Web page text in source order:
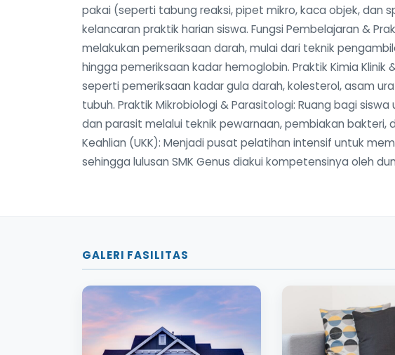
pakai (seperti tabung reaksi, pipet mikro, kaca objek, dan
kelancaran praktik harian siswa. Fungsi Pembelajaran &
melakukan pemeriksaan darah, mulai dari teknik
hingga pemeriksaan kadar hemoglobin. Praktik Kimia Klinik
seperti pemeriksaan kadar gula darah, kolesterol, asam
tubuh. Praktik Mikrobiologi & Parasitologi: Ruang bagi
dan parasit melalui teknik pewarnaan, pembiakan bakteri,
Keahlian (UKK): Menjadi pusat pelatihan intensif untuk
sehingga lulusan SMK Genus diakui kompetensinya oleh
GALERI FASILITAS